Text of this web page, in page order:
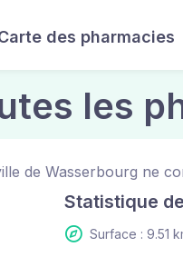
des pharmacies
les
de Wasserbourg ne
Statistique
Surface : 9.51